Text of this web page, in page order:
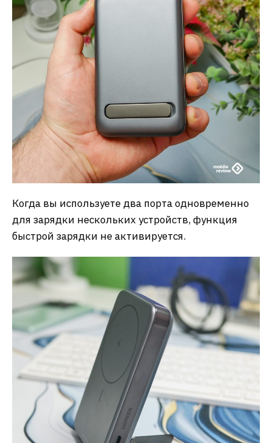
Когда вы используете два порта одновременно
для зарядки нескольких устройств, функция
быстрой зарядки не активируется.